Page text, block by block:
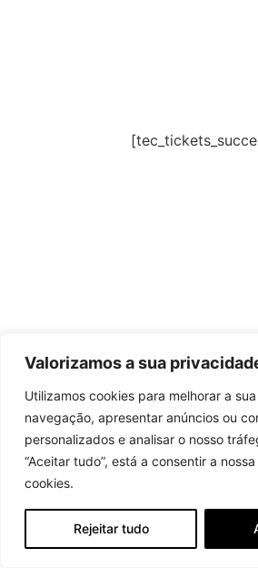
Valorizamos a sua
Utilizamos cookies para melhorar a
navegação, apresentar anúncios ou
personalizados e analisar o nosso
“Aceitar tudo”, está a consentir a
cookies.
Rejeitar tudo